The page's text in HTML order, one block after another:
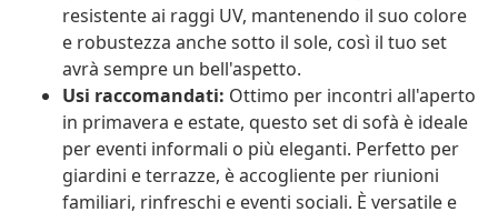
resistente ai raggi UV, mantenendo il suo colore
e robustezza anche sotto il sole, così il tuo set
avrà sempre un bell'aspetto.
Usi raccomandati: Ottimo per incontri all'aperto
in primavera e estate, questo set di sofà è ideale
per eventi informali o più eleganti. Perfetto per
giardini e terrazze, è accogliente per riunioni
familiari, rinfreschi e eventi sociali. È versatile e